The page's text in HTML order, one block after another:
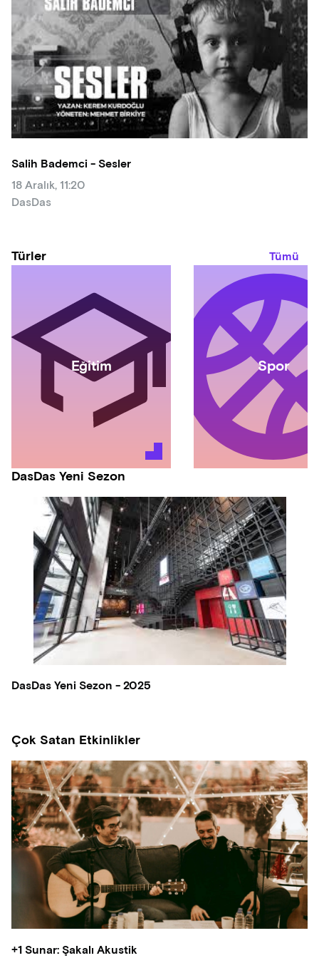
Salih Bademci - Sesler
18 Aralık, 11:20
DasDas
Türler Tümü
Eğitim Spor
DasDas Yeni Sezon
DasDas Yeni Sezon - 2025
Çok Satan Etkinlikler
+1 Sunar: Şakalı Akustik